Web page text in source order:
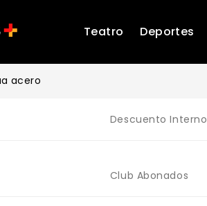
Teatro Deportes
acero
Descuento Interno
Club Abonados